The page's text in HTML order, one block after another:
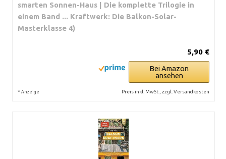
smarten Sonnen-Haus | Die komplette Trilogie in
einem Band ... Kraftwerk: Die Balkon-Solar-
Masterklasse 4)
5,90 €
Bei Amazon
ansehen
* Anzeige Preis inkl. MwSt., zzgl. Versandkosten